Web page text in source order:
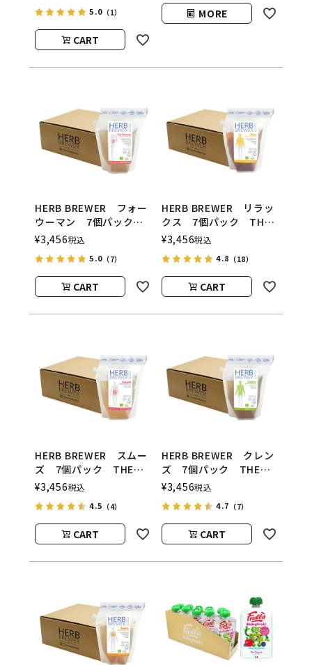
5.0 （1）
CART
MORE
HERB BREWER フォー
ウーマン 7個パック
THE BREW
COMPANY（ハーブブリ
ューワー／ブリューカン
パニー）
¥3,456税込
5.0 （7）
CART
HERB BREWER リラッ
クス 7個パック THE
BREW COMPANY（ハー
ブブリューワー／ブリュ
ーカンパニー）
¥3,456税込
4.8 （18）
CART
HERB BREWER スムー
ズ 7個パック THE
BREW COMPANY（ハー
ブブリューワー／ブリュ
ーカンパニー）
¥3,456税込
4.5 （4）
CART
HERB BREWER クレン
ズ 7個パック THE
BREW COMPANY（ハー
ブブリューワー／ブリュ
ーカンパニー）
¥3,456税込
4.7 （7）
CART